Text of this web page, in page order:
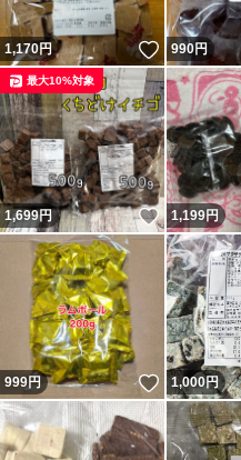
1,170円 いいね！
990円
1,699円 いいね！
最大10%対象
1,199円
999円 いいね！
1,000円